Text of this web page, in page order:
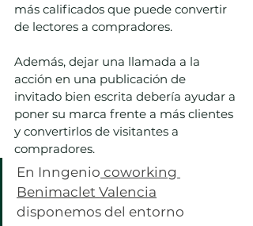
más calificados que puede convertir
de lectores a compradores.
Además, dejar una llamada a la
acción en una publicación de
invitado bien escrita debería ayudar a
poner su marca frente a más clientes
y convertirlos de visitantes a
compradores.
En Inngenio coworking
Benimaclet Valencia
disponemos del entorno